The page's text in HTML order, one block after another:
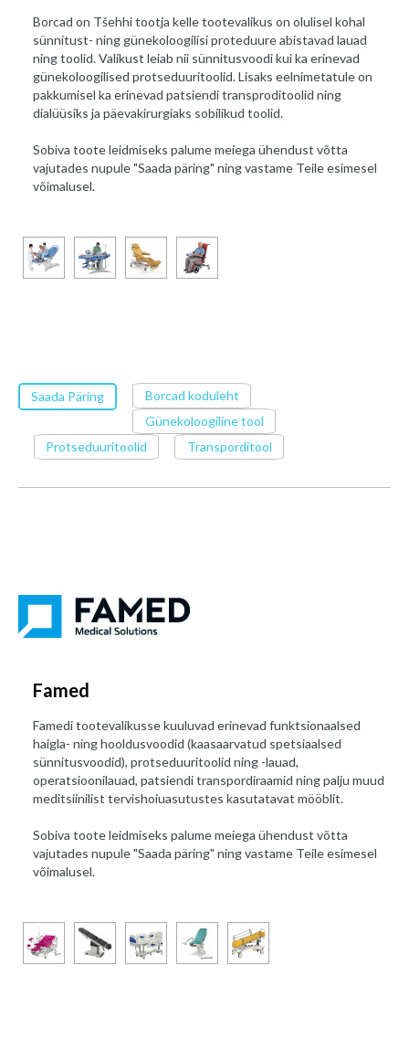
Borcad on Tšehhi tootja kelle tootevalikus on olulisel kohal
sünnitust- ning günekoloogilisi proteduure abistavad lauad
ning toolid. Valikust leiab nii sünnitusvoodi kui ka erinevad
günekoloogilised protseduuritoolid. Lisaks eelnimetatule on
pakkumisel ka erinevad patsiendi transproditoolid ning
dialüüsiks ja päevakirurgiaks sobilikud toolid.
Sobiva toote leidmiseks palume meiega ühendust võtta
vajutades nupule "Saada päring" ning vastame Teile esimesel
võimalusel.
Saada Päring
Borcad koduleht
Günekoloogiline tool
Protseduuritoolid
Transporditool
Famed
Famedi tootevalikusse kuuluvad erinevad funktsionaalsed
haigla- ning hooldusvoodid (kaasaarvatud spetsiaalsed
sünnitusvoodid), protseduuritoolid ning -lauad,
operatsioonilauad, patsiendi transpordiraamid ning palju muud
meditsiinilist tervishoiuasutustes kasutatavat mööblit.
Sobiva toote leidmiseks palume meiega ühendust võtta
vajutades nupule "Saada päring" ning vastame Teile esimesel
võimalusel.